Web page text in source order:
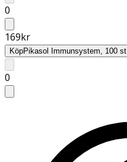
0
169kr
KöpPikasol Immunsystem, 100 st
0